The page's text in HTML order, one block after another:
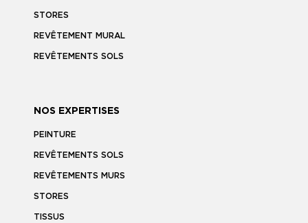
STORES
REVÊTEMENT MURAL
REVÊTEMENTS SOLS
NOS EXPERTISES
PEINTURE
REVÊTEMENTS SOLS
REVÊTEMENTS MURS
STORES
TISSUS